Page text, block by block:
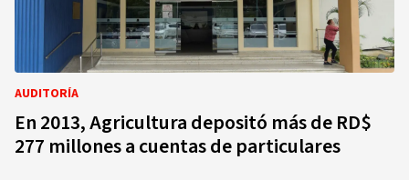
AUDITORÍA
En 2013, Agricultura depositó más de RD$
277 millones a cuentas de particulares